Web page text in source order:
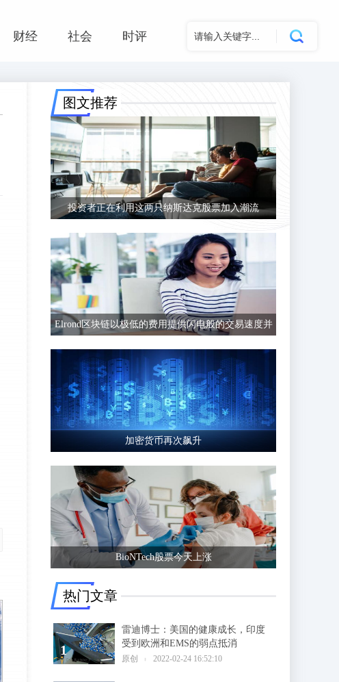
财经 社会 时评
图文推荐
投资者正在利用这两只纳斯达克股票加入潮流
Elrond区块链以极低的费用提供闪电般的交易速度并
加密货币再次飙升
BioNTech股票今天上涨
热门文章
雷迪博士：美国的健康成长，印度
受到欧洲和EMS的弱点抵消
原创 2022-02-24 16:52:10
1